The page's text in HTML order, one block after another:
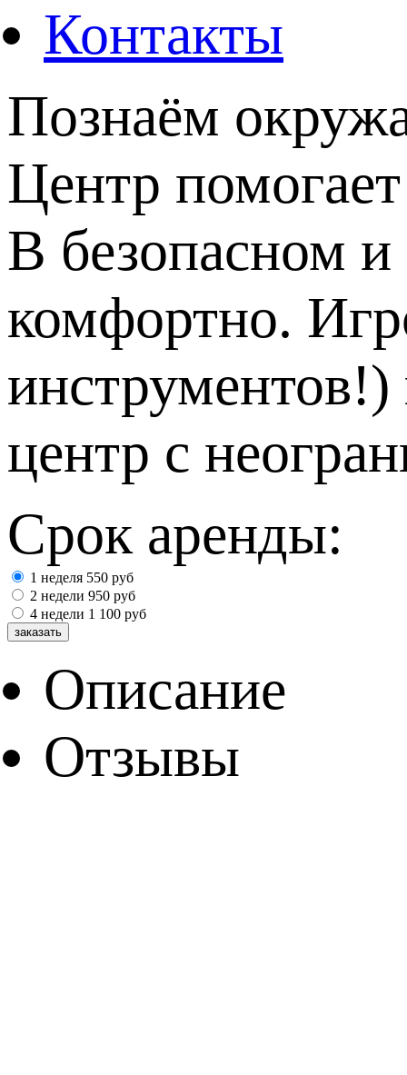
Контакты
Познаём
Центр
В безопасном и
комфортно.
центр с
Срок аренды:
1 неделя 550 руб
2 недели 950 руб
4 недели 1 100 руб
Описание
Отзывы